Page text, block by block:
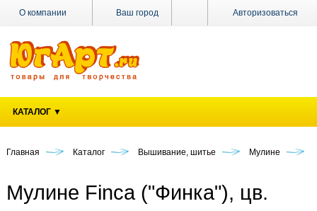
Ваш город Авторизоваться
О компании
Оплата
Наши
магазины
Новости
Контакты
КАТАЛОГ ▼
Главная Каталог Вышивание, шитье Мулине
Мулине Finca ("Финка"), цв.